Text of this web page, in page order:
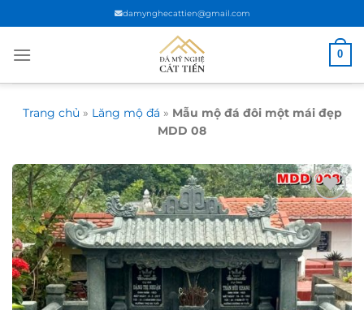
đến
nội
damynghecattien@gmail.com
0
Trang chủ » Lăng mộ đá » Mẫu mộ đá đôi một mái đẹp
MDD 08